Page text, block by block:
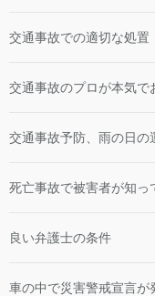
交通事故での適切な処置
交通事故のプロが本気で
交通事故予防、雨の日の
死亡事故で被害者が知っ
良い弁護士の条件
車の中で災害警戒宣言が